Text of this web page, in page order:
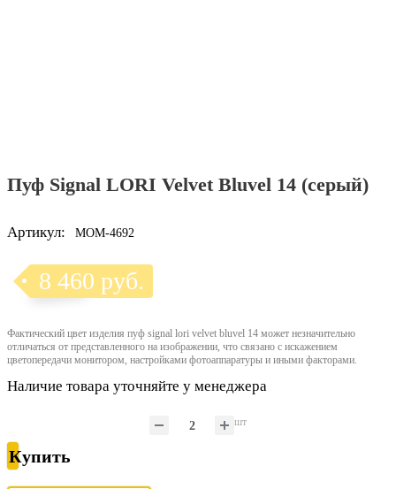
Пуф Signal LORI Velvet Bluvel 14 (серый)
Артикул: MOM-4692
8 460 руб.
Фактический цвет изделия пуф signal lori velvet bluvel 14 может незначительно
отличаться от представленного на изображении, что связано с искажением
цветопередачи монитором, настройками фотоаппаратуры и иными факторами.
Наличие товара уточняйте у менеджера
шт
Купить